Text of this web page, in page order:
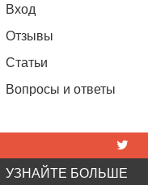
Вход
Отзывы
Статьи
Вопросы и ответы
УЗНАЙТЕ БОЛЬШЕ